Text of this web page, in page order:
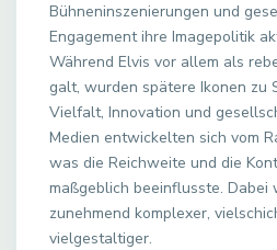
Bühneninszenierungen und
Engagement ihre Imagepolitik
Während Elvis vor allem als
galt, wurden spätere Ikonen zu
Vielfalt, Innovation und
Medien entwickelten sich vom
was die Reichweite und die
maßgeblich beeinflusste. Dabei
zunehmend komplexer,
vielgestaltiger.